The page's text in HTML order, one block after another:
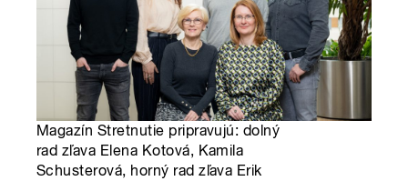
Magazín Stretnutie pripravujú: dolný
rad zľava Elena Kotová, Kamila
Schusterová, horný rad zľava Erik